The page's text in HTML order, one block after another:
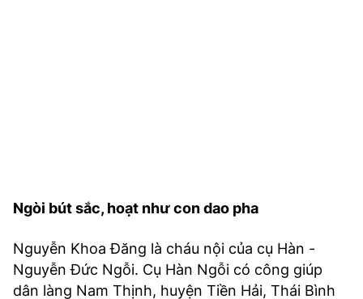
Ngòi bút sắc, hoạt như con dao pha
Nguyễn Khoa Đăng là cháu nội của cụ Hàn -
Nguyễn Đức Ngỗi. Cụ Hàn Ngỗi có công giúp
dân làng Nam Thịnh, huyện Tiền Hải, Thái Bình